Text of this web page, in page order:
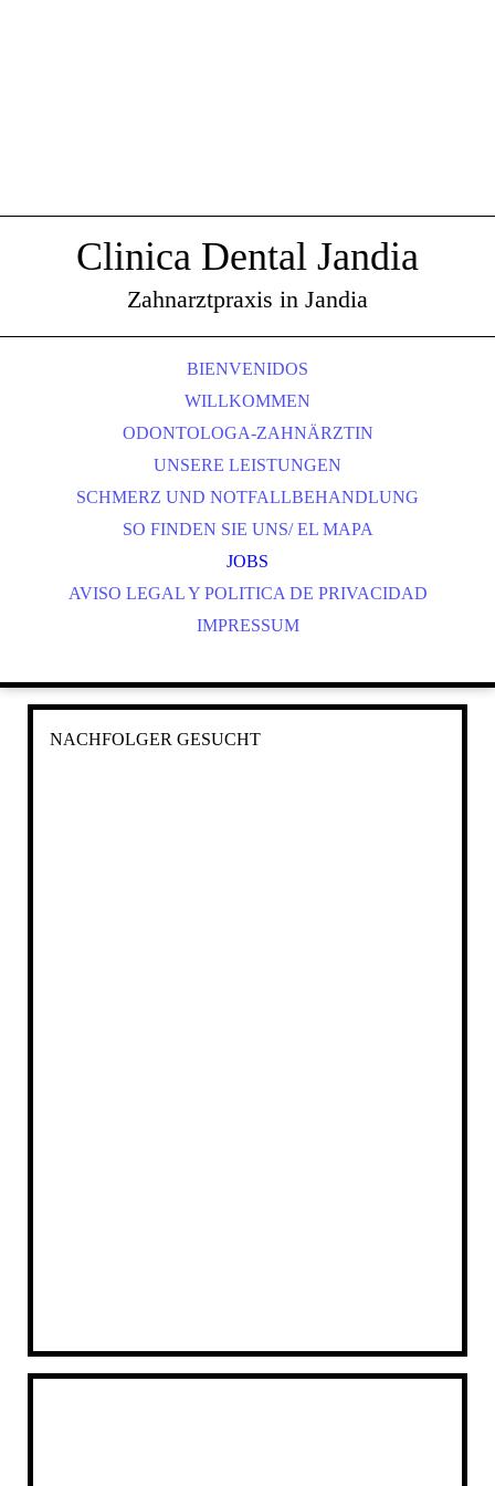
Clinica Dental Jandia
Zahnarztpraxis in Jandia
BIENVENIDOS
WILLKOMMEN
ODONTOLOGA-ZAHNÄRZTIN
UNSERE LEISTUNGEN
SCHMERZ UND NOTFALLBEHANDLUNG
SO FINDEN SIE UNS/ EL MAPA
JOBS
AVISO LEGAL Y POLITICA DE PRIVACIDAD
IMPRESSUM
NACHFOLGER GESUCHT